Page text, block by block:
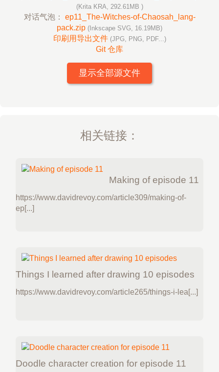
(Krita KRA, 292.61MB )
对话气泡： ep11_The-Witches-of-Chaosah_lang-
pack.zip (Inkscape SVG, 16.19MB)
印刷用导出文件 (JPG, PNG, PDF...)
Git 仓库
显示全部源文件
相关链接：
Making of episode 11
https://www.davidrevoy.com/article309/making-of-
ep[...]
Things I learned after drawing 10 episodes
https://www.davidrevoy.com/article265/things-i-lea[...]
Doodle character creation for episode 11